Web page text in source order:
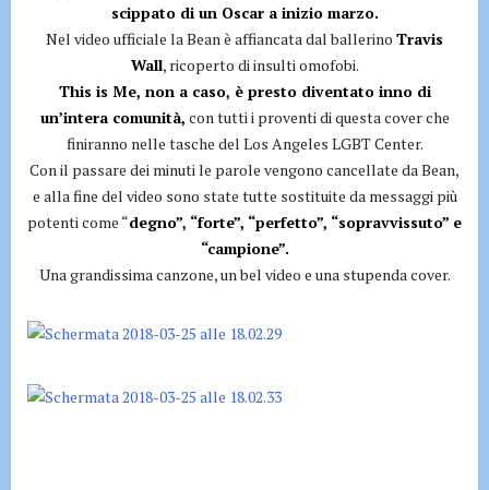
scippato di un Oscar a inizio marzo.
Nel video ufficiale la Bean è affiancata dal ballerino Travis
Wall, ricoperto di insulti omofobi.
This is Me, non a caso, è presto diventato inno di
un’intera comunità, con tutti i proventi di questa cover che
finiranno nelle tasche del Los Angeles LGBT Center.
Con il passare dei minuti le parole vengono cancellate da Bean,
e alla fine del video sono state tutte sostituite da messaggi più
potenti come “degno”, “forte”, “perfetto”, “sopravvissuto” e
“campione”.
Una grandissima canzone, un bel video e una stupenda cover.